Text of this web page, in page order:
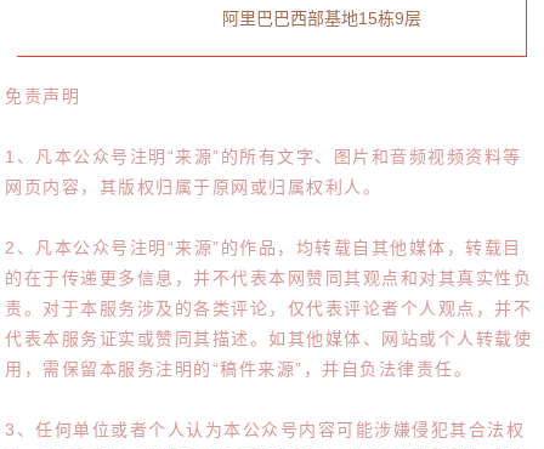
阿里巴巴西部基地15栋9层
免责声明
1、凡本公众号注明“来源”的所有文字、图片和音频视频资料等
网页内容，其版权归属于原网或归属权利人。
2、凡本公众号注明“来源”的作品，均转载自其他媒体，转载目
的在于传递更多信息，并不代表本网赞同其观点和对其真实性负
责。对于本服务涉及的各类评论，仅代表评论者个人观点，并不
代表本服务证实或赞同其描述。如其他媒体、网站或个人转载使
用，需保留本服务注明的“稿件来源”，并自负法律责任。
3、任何单位或者个人认为本公众号内容可能涉嫌侵犯其合法权